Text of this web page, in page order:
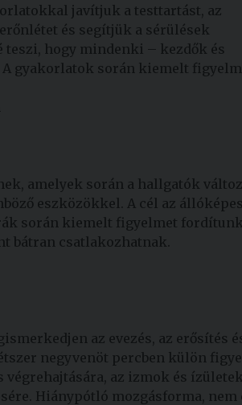
javítjuk a testtartást, az
és segítjük a sérülések
teszi, hogy mindenki – kezdők és
gyakorlatok során kiemelt
amelyek során a hallgatók
eszközökkel. A cél az
során kiemelt figyelmet
bátran csatlakozhatnak.
az evezés, az erősítés
negyvenöt percben külön
az izmok és ízületek
Hiánypótló mozgásforma, nem